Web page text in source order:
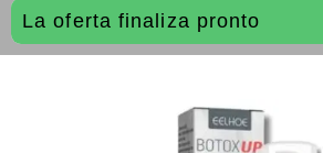
La oferta finaliza pronto